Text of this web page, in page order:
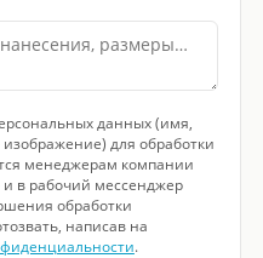
данных (имя,
для обработки
менеджерам компании
и в рабочий мессенджер
обработки
написав на
.